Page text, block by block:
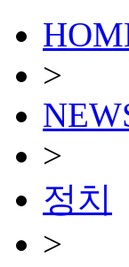
>
>
정치
>